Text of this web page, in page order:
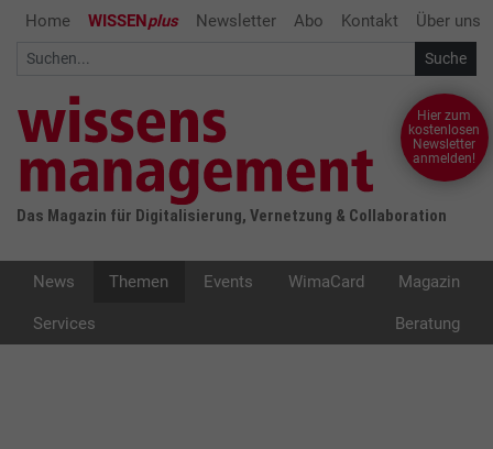
Home WISSENplus Newsletter Abo Kontakt Über uns
Das Magazin für Digitalisierung, Vernetzung & Collaboration
Hier zum
kostenlosen
Newsletter
anmelden!
News Themen Events WimaCard Magazin
Services Beratung